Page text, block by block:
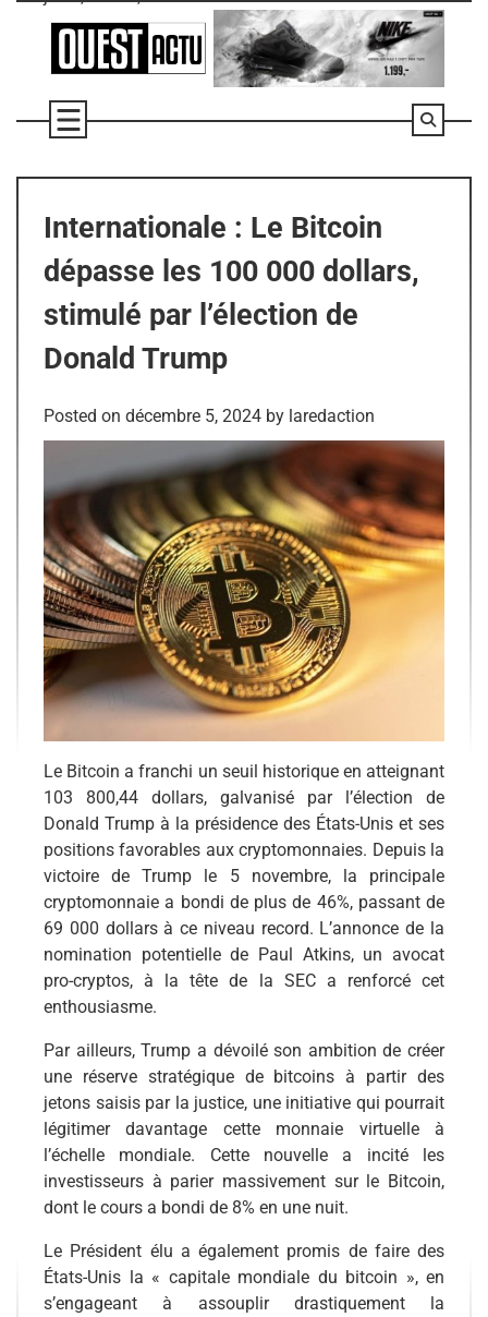
Internationale : Le Bitcoin
dépasse les 100 000 dollars,
stimulé par l’élection de
Donald Trump
Posted on décembre 5, 2024 by laredaction
Le Bitcoin a franchi un seuil historique en atteignant
103 800,44 dollars, galvanisé par l’élection de
Donald Trump à la présidence des États-Unis et ses
positions favorables aux cryptomonnaies. Depuis la
victoire de Trump le 5 novembre, la principale
cryptomonnaie a bondi de plus de 46%, passant de
69 000 dollars à ce niveau record. L’annonce de la
nomination potentielle de Paul Atkins, un avocat
pro-cryptos, à la tête de la SEC a renforcé cet
enthousiasme.
Par ailleurs, Trump a dévoilé son ambition de créer
une réserve stratégique de bitcoins à partir des
jetons saisis par la justice, une initiative qui pourrait
légitimer davantage cette monnaie virtuelle à
l’échelle mondiale. Cette nouvelle a incité les
investisseurs à parier massivement sur le Bitcoin,
dont le cours a bondi de 8% en une nuit.
Le Président élu a également promis de faire des
États-Unis la « capitale mondiale du bitcoin », en
s’engageant à assouplir drastiquement la